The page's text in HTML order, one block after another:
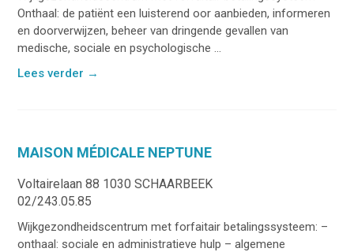
Onthaal: de patiënt een luisterend oor aanbieden, informeren
en doorverwijzen, beheer van dringende gevallen van
medische, sociale en psychologische ...
Lees verder →
MAISON MÉDICALE NEPTUNE
Voltairelaan 88 1030 SCHAARBEEK
02/243.05.85
Wijkgezondheidscentrum met forfaitair betalingssysteem: –
onthaal: sociale en administratieve hulp – algemene